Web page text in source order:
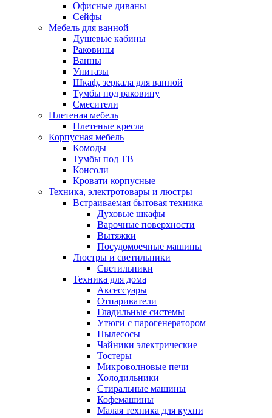
Офисные диваны
Сейфы
Мебель для ванной
Душевые кабины
Раковины
Ванны
Унитазы
Шкаф, зеркала для ванной
Тумбы под раковину
Смесители
Плетеная мебель
Плетеные кресла
Корпусная мебель
Комоды
Тумбы под ТВ
Консоли
Кровати корпусные
Техника, электротовары и люстры
Встраиваемая бытовая техника
Духовые шкафы
Варочные поверхности
Вытяжки
Посудомоечные машины
Люстры и светильники
Светильники
Техника для дома
Аксессуары
Отпариватели
Гладильные системы
Утюги с парогенератором
Пылесосы
Чайники электрические
Тостеры
Микроволновые печи
Холодильники
Стиральные машины
Кофемашины
Малая техника для кухни